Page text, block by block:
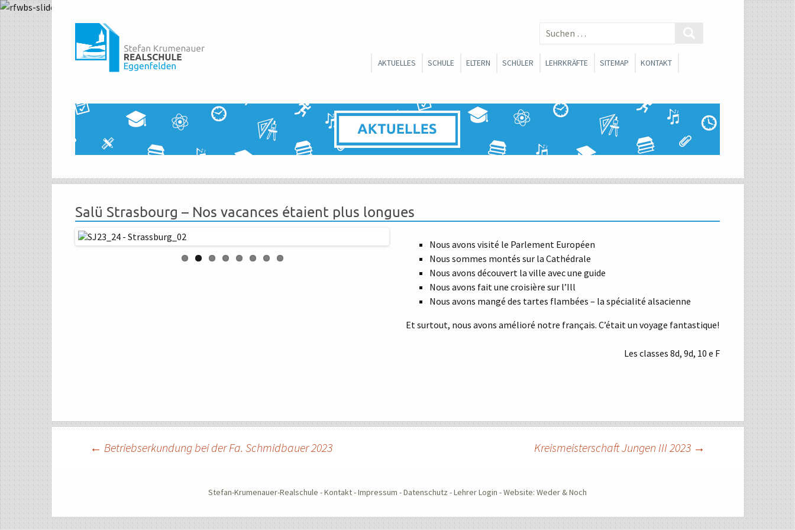
Zum
AKTUELLES
SCHULE
KOLLEGIUM
SCHULBERATUNG
SCHULPSYCHOLOGIE
SCHULPORTRAIT
GANZTAGSSCHULE
SCHULPROFIL
WAHLPFLICHTFÄCHERGRUPPE I
WAHLPFLICHTFÄCHERGRUPPE II
WAHLPFLICHTFÄCHERGRUPPE III F
TABLETKLASSEN
HAUSORDNUNG
ELTERN
FÖRDERVEREIN
ELTERNINFORMATIONEN
SCHÜLER
STREITSCHLICHTER
JUGENDSOZIALARBEIT
INTERESSANTE LINKS FÜR
SCHÜLERINNEN UND SCHÜLER
LEHRKRÄFTE
FACHSCHAFTEN
FORTBILDUNGSMATERIALIEN
SITEMAP KONTAKT
Salü Strasbourg – Nos vacances étaient plus longues
Nous avons visité le Parlement Européen
Nous sommes montés sur la Cathédrale
Nous avons découvert la ville avec une guide
Nous avons fait une croisière sur l’Ill
Nous avons mangé des tartes flambées – la spécialité alsacienne
Et surtout, nous avons amélioré notre français. C’était un voyage fantastique!
Les classes 8d, 9d, 10 e F
Beitragsnavigation
← Betriebserkundung bei der Fa. Schmidbauer 2023 Kreismeisterschaft Jungen III 2023 →
Stefan-Krumenauer-Realschule -Kontakt-Impressum -Datenschutz -Lehrer Login -Website: Weder & Noch